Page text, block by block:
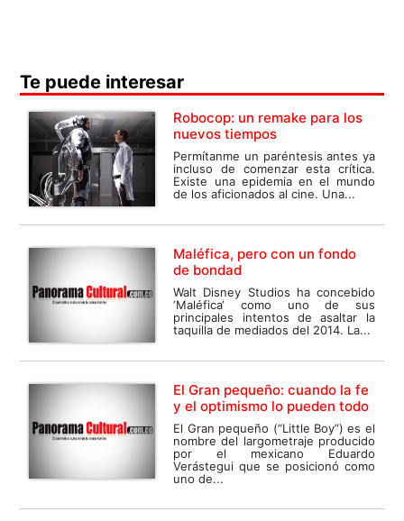
Te puede interesar
Robocop: un remake para los
nuevos tiempos
Permítanme un paréntesis antes ya
incluso de comenzar esta crítica.
Existe una epidemia en el mundo
de los aficionados al cine. Una...
Maléfica, pero con un fondo
de bondad
Walt Disney Studios ha concebido
‘Maléfica‘ como uno de sus
principales intentos de asaltar la
taquilla de mediados del 2014. La...
El Gran pequeño: cuando la fe
y el optimismo lo pueden todo
El Gran pequeño (“Little Boy”) es el
nombre del largometraje producido
por el mexicano Eduardo
Verástegui que se posicionó como
uno de...